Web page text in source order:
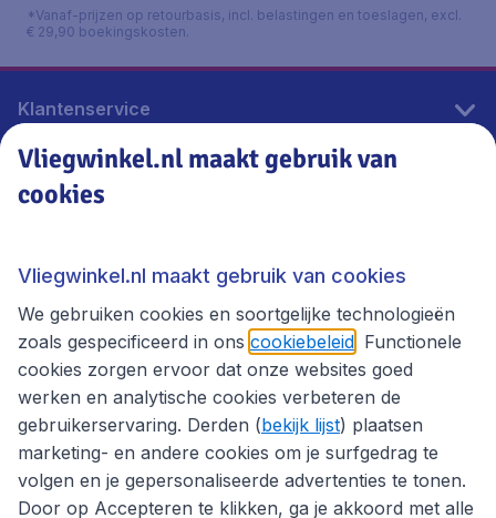
*Vanaf-prijzen op retourbasis, incl. belastingen en toeslagen, excl.
€ 29,90 boekingskosten.
Klantenservice
Vliegwinkel.nl
Thema's
Vliegwinkel.nl maakt gebruik van
cookies
Vliegwinkel.nl maakt gebruik van cookies
We gebruiken cookies en soortgelijke technologieën
zoals gespecificeerd in ons cookiebeleid . Functionele
cookies zorgen ervoor dat onze websites goed
werken en analytische cookies verbeteren de
gebruikerservaring. Derden (bekijk lijst) plaatsen
marketing- en andere cookies om je surfgedrag te
volgen en je gepersonaliseerde advertenties te tonen.
Door op Accepteren te klikken, ga je akkoord met alle